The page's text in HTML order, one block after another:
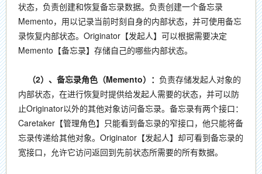
状态，负责创建和恢复备忘录数据。负责创建一个备忘录
Memento，用以记录当前时刻自身的内部状态，并可使用备忘
录恢复内部状态。Originator【发起人】可以根据需要决定
Memento【备忘录】存储自己的哪些内部状态。
（2）、备忘录角色（Memento）： 负责存储发起人对象的
内部状态，在进行恢复时提供给发起人需要的状态，并可以防
止Originator以外的其他对象访问备忘录。备忘录有两个接口：
Caretaker【管理角色】只能看到备忘录的窄接口，他只能将备
忘录传递给其他对象。Originator【发起人】却可看到备忘录的
宽接口，允许它访问返回到先前状态所需要的所有数据。